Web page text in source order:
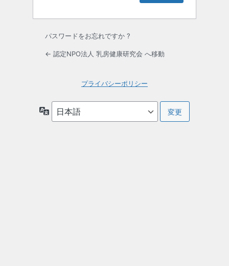
パスワードをお忘れですか ?
← 認定NPO法人 乳房健康研究会 へ移動
プライバシーポリシー
語